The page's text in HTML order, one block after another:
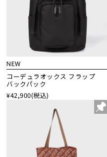
NEW
コーデュラオックス フラップ
バックパック
¥42,900(税込)